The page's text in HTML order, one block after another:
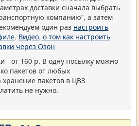
доставки сначала выбрать
компанию", а затем
один раз настроить
. Видео, о том как настроить
через Озон
- от 160 р. В одну посылку можно
пакетов от любых
хранение пакетов в ЦВЗ
не нужно.